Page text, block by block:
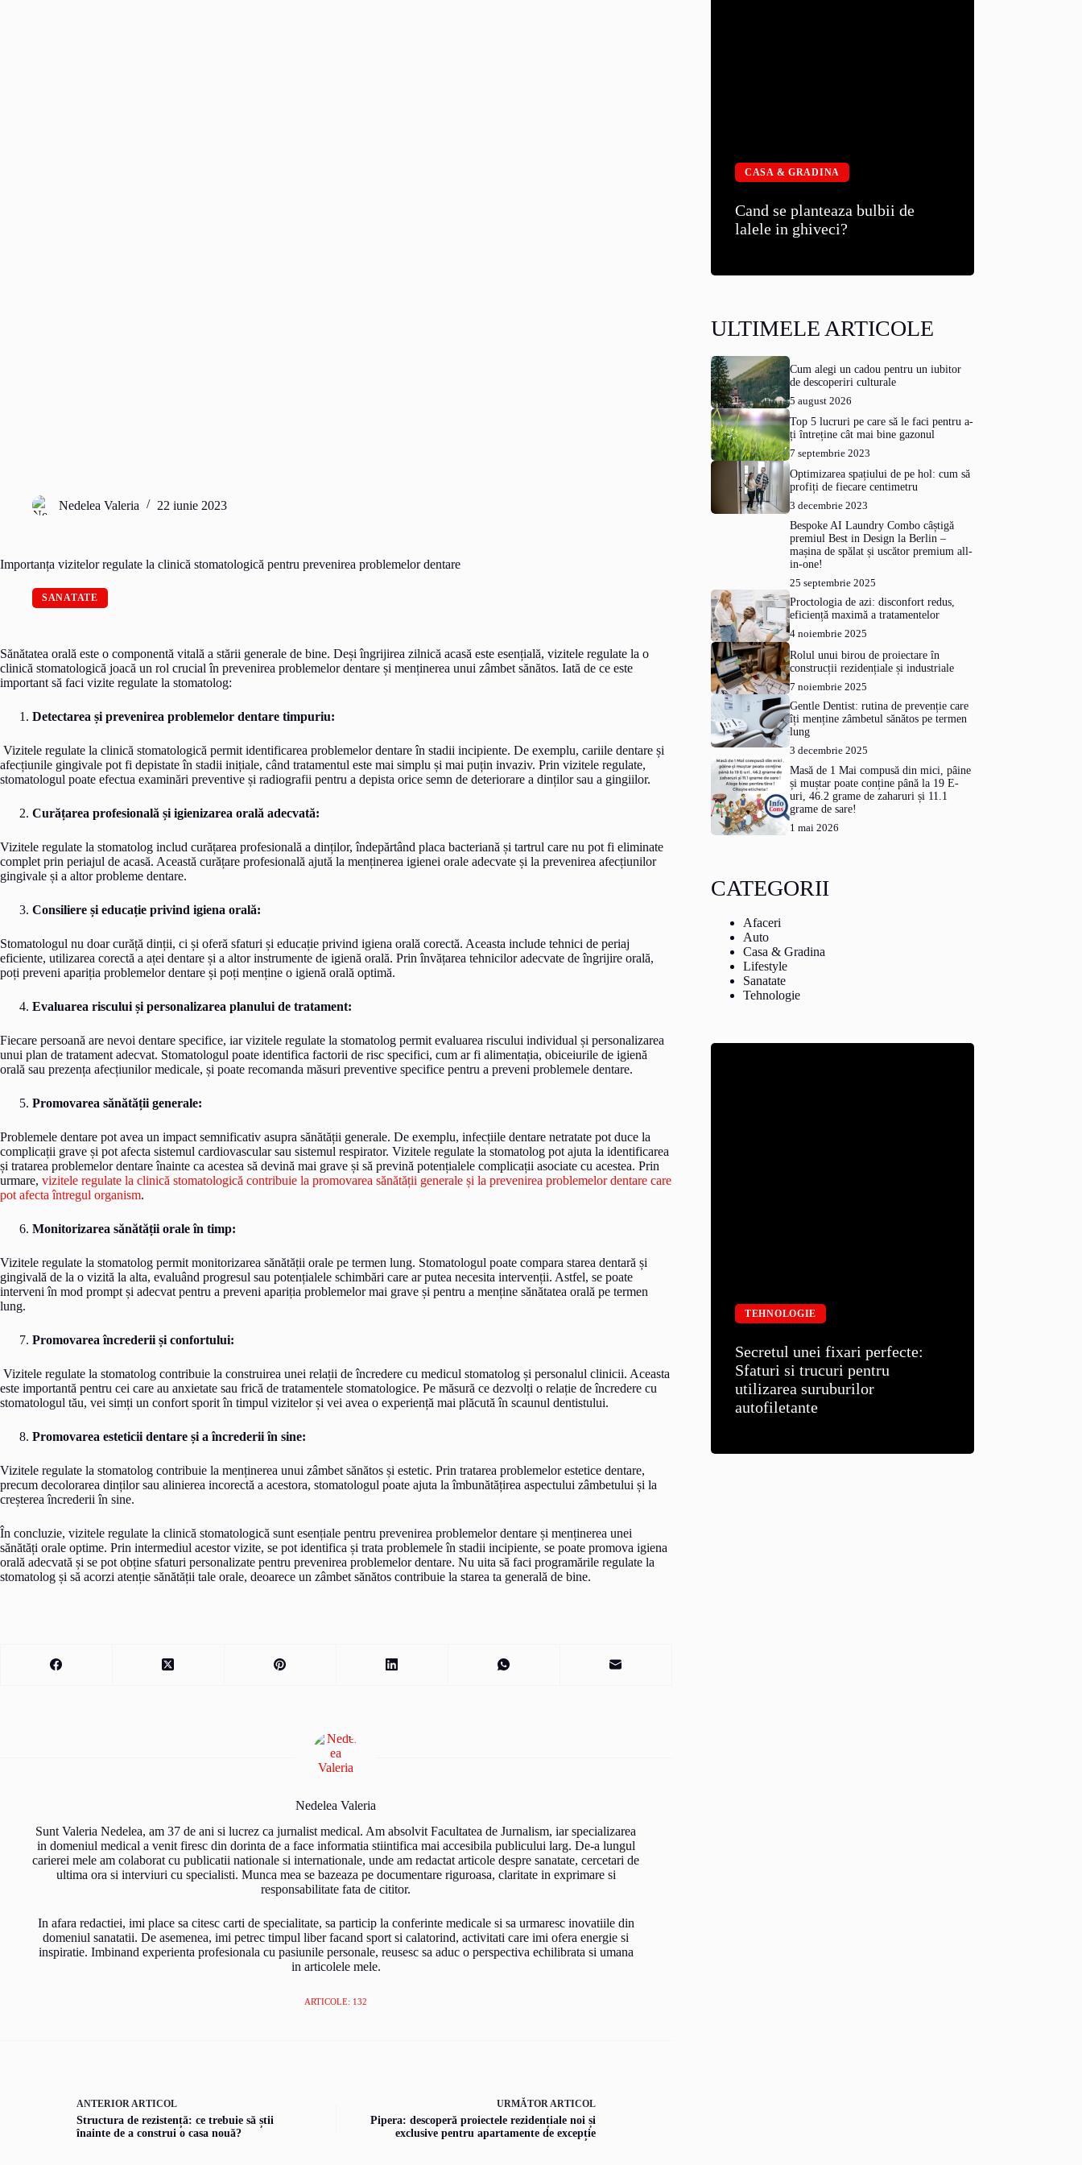
Nedelea Valeria 22 iunie 2023
Importanța vizitelor regulate la clinică stomatologică pentru prevenirea problemelor dentare
SANATATE
Sănătatea orală este o componentă vitală a stării generale de bine. Deși îngrijirea zilnică acasă este esențială, vizitele regulate la o
clinică stomatologică joacă un rol crucial în prevenirea problemelor dentare și menținerea unui zâmbet sănătos. Iată de ce este
important să faci vizite regulate la stomatolog:
Detectarea și prevenirea problemelor dentare timpuriu:
Vizitele regulate la clinică stomatologică permit identificarea problemelor dentare în stadii incipiente. De exemplu, cariile dentare și
afecțiunile gingivale pot fi depistate în stadii inițiale, când tratamentul este mai simplu și mai puțin invaziv. Prin vizitele regulate,
stomatologul poate efectua examinări preventive și radiografii pentru a depista orice semn de deteriorare a dinților sau a gingiilor.
Curățarea profesională și igienizarea orală adecvată:
Vizitele regulate la stomatolog includ curățarea profesională a dinților, îndepărtând placa bacteriană și tartrul care nu pot fi eliminate
complet prin periajul de acasă. Această curățare profesională ajută la menținerea igienei orale adecvate și la prevenirea afecțiunilor
gingivale și a altor probleme dentare.
Consiliere și educație privind igiena orală:
Stomatologul nu doar curăță dinții, ci și oferă sfaturi și educație privind igiena orală corectă. Aceasta include tehnici de periaj
eficiente, utilizarea corectă a aței dentare și a altor instrumente de igienă orală. Prin învățarea tehnicilor adecvate de îngrijire orală,
poți preveni apariția problemelor dentare și poți menține o igienă orală optimă.
Evaluarea riscului și personalizarea planului de tratament:
Fiecare persoană are nevoi dentare specifice, iar vizitele regulate la stomatolog permit evaluarea riscului individual și personalizarea
unui plan de tratament adecvat. Stomatologul poate identifica factorii de risc specifici, cum ar fi alimentația, obiceiurile de igienă
orală sau prezența afecțiunilor medicale, și poate recomanda măsuri preventive specifice pentru a preveni problemele dentare.
Promovarea sănătății generale:
Problemele dentare pot avea un impact semnificativ asupra sănătății generale. De exemplu, infecțiile dentare netratate pot duce la
complicații grave și pot afecta sistemul cardiovascular sau sistemul respirator. Vizitele regulate la stomatolog pot ajuta la identificarea
și tratarea problemelor dentare înainte ca acestea să devină mai grave și să prevină potențialele complicații asociate cu acestea. Prin
urmare, vizitele regulate la clinică stomatologică contribuie la promovarea sănătății generale și la prevenirea problemelor dentare care
pot afecta întregul organism.
Monitorizarea sănătății orale în timp:
Vizitele regulate la stomatolog permit monitorizarea sănătății orale pe termen lung. Stomatologul poate compara starea dentară și
gingivală de la o vizită la alta, evaluând progresul sau potențialele schimbări care ar putea necesita intervenții. Astfel, se poate
interveni în mod prompt și adecvat pentru a preveni apariția problemelor mai grave și pentru a menține sănătatea orală pe termen
lung.
Promovarea încrederii și confortului:
Vizitele regulate la stomatolog contribuie la construirea unei relații de încredere cu medicul stomatolog și personalul clinicii. Aceasta
este importantă pentru cei care au anxietate sau frică de tratamentele stomatologice. Pe măsură ce dezvolți o relație de încredere cu
stomatologul tău, vei simți un confort sporit în timpul vizitelor și vei avea o experiență mai plăcută în scaunul dentistului.
Promovarea esteticii dentare și a încrederii în sine:
Vizitele regulate la stomatolog contribuie la menținerea unui zâmbet sănătos și estetic. Prin tratarea problemelor estetice dentare,
precum decolorarea dinților sau alinierea incorectă a acestora, stomatologul poate ajuta la îmbunătățirea aspectului zâmbetului și la
creșterea încrederii în sine.
În concluzie, vizitele regulate la clinică stomatologică sunt esențiale pentru prevenirea problemelor dentare și menținerea unei
sănătăți orale optime. Prin intermediul acestor vizite, se pot identifica și trata problemele în stadii incipiente, se poate promova igiena
orală adecvată și se pot obține sfaturi personalizate pentru prevenirea problemelor dentare. Nu uita să faci programările regulate la
stomatolog și să acorzi atenție sănătății tale orale, deoarece un zâmbet sănătos contribuie la starea ta generală de bine.
Nedelea Valeria
Sunt Valeria Nedelea, am 37 de ani si lucrez ca jurnalist medical. Am absolvit Facultatea de Jurnalism, iar specializarea
in domeniul medical a venit firesc din dorinta de a face informatia stiintifica mai accesibila publicului larg. De-a lungul
carierei mele am colaborat cu publicatii nationale si internationale, unde am redactat articole despre sanatate, cercetari de
ultima ora si interviuri cu specialisti. Munca mea se bazeaza pe documentare riguroasa, claritate in exprimare si
responsabilitate fata de cititor.
In afara redactiei, imi place sa citesc carti de specialitate, sa particip la conferinte medicale si sa urmaresc inovatiile din
domeniul sanatatii. De asemenea, imi petrec timpul liber facand sport si calatorind, activitati care imi ofera energie si
inspiratie. Imbinand experienta profesionala cu pasiunile personale, reusesc sa aduc o perspectiva echilibrata si umana
in articolele mele.
ARTICOLE: 132
ANTERIORARTICOL
Structura de rezistență: ce trebuie să știi
înainte de a construi o casa nouă?
URMĂTORARTICOL
Pipera: descoperă proiectele rezidențiale noi și
exclusive pentru apartamente de excepție
CASA & GRADINA
Cand se planteaza bulbii de
lalele in ghiveci?
ULTIMELE ARTICOLE
Cum alegi un cadou pentru un iubitor
de descoperiri culturale
5 august 2026
Top 5 lucruri pe care să le faci pentru a-
ți întreține cât mai bine gazonul
7 septembrie 2023
Optimizarea spațiului de pe hol: cum să
profiți de fiecare centimetru
3 decembrie 2023
Bespoke AI Laundry Combo câștigă
premiul Best in Design la Berlin –
mașina de spălat și uscător premium all-
in-one!
25 septembrie 2025
Proctologia de azi: disconfort redus,
eficiență maximă a tratamentelor
4 noiembrie 2025
Rolul unui birou de proiectare în
construcții rezidențiale și industriale
7 noiembrie 2025
Gentle Dentist: rutina de prevenție care
îți menține zâmbetul sănătos pe termen
lung
3 decembrie 2025
Masă de 1 Mai compusă din mici, pâine
și muștar poate conține până la 19 E-
uri, 46.2 grame de zaharuri și 11.1
grame de sare!
1 mai 2026
CATEGORII
Afaceri
Auto
Casa & Gradina
Lifestyle
Sanatate
Tehnologie
TEHNOLOGIE
Secretul unei fixari perfecte:
Sfaturi si trucuri pentru
utilizarea suruburilor
autofiletante